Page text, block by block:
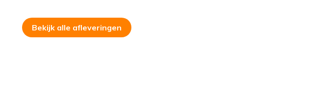
Bekijk alle afleveringen